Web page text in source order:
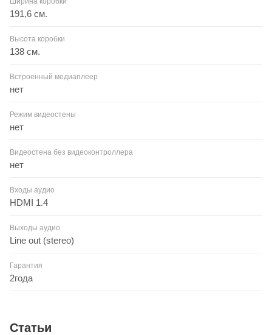
191,6 см.
Высота коробки
138 см.
Встроенный медиаплеер
нет
Режим видеостены
нет
Видеостена без видеоконтроллера
нет
Входы аудио
HDMI 1.4
Выходы аудио
Line out (stereo)
Гарантия
2года
Статьи